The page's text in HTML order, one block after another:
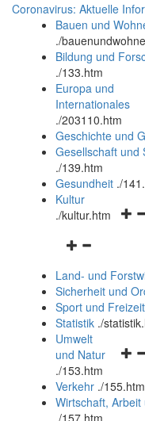
Coronavirus: Aktuelle
Bauen und
./
Bildung und
./133.htm
Europa und
Internationales
./203110.htm
Geschichte und
Gesellschaft und
./139.htm
Gesundheit ./
Kultur
./kultur.htm
Navigationsmenü
und
schließen
Land- und
Sicherheit und
Sport und Freizeit
Statistik ./
und
Umwelt
und Natur
./153.htm
Verkehr ./155.htm
Wirtschaft,
./157.htm